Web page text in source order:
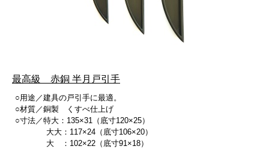
最高級 赤銅 半月戸引手
○用途／建具の戸引手に最適。
○材質／銅製 くすべ仕上げ
○寸法／特大：135×31（底寸120×25）
大大：117×24（底寸106×20）
大 ：102×22（底寸91×18）